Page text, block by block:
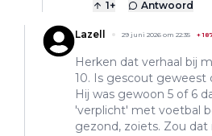
1+ Antwoord
Lazell 29 juni 2026 om 22:35 +
Herken dat verhaal bij
10. Is gescout geweest
Hij was gewoon 5 of 6
'verplicht' met voetbal
gezond, zoiets. Zou